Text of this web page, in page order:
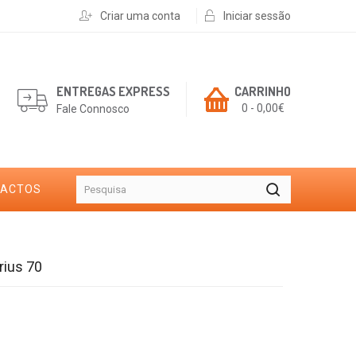
Criar uma conta Iniciar sessão
CARRINHO
0 - 0,00€
ENTREGAS EXPRESS
Fale Connosco
70